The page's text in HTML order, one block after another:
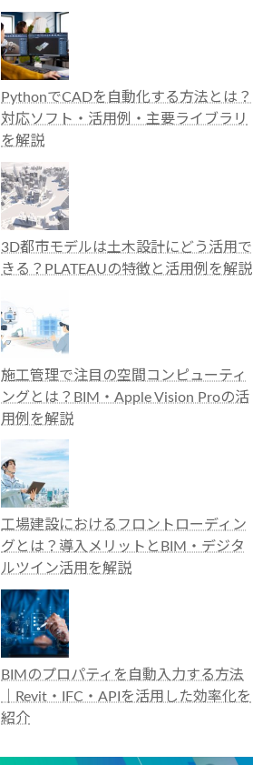
PythonでCADを自動化する方法とは？
対応ソフト・活用例・主要ライブラリ
を解説
3D都市モデルは土木設計にどう活用で
きる？PLATEAUの特徴と活用例を解説
施工管理で注目の空間コンピューティ
ングとは？BIM・Apple Vision Proの活
用例を解説
工場建設におけるフロントローディン
グとは？導入メリットとBIM・デジタ
ルツイン活用を解説
BIMのプロパティを自動入力する方法
｜Revit・IFC・APIを活用した効率化を
紹介